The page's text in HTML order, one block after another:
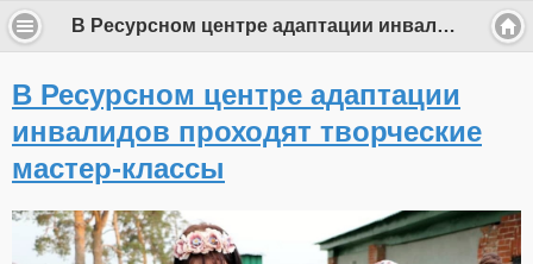
В Ресурсном центре адаптации инвалидов проходят творческие мастер-классы
В Ресурсном центре адаптации
инвалидов проходят творческие
мастер-классы